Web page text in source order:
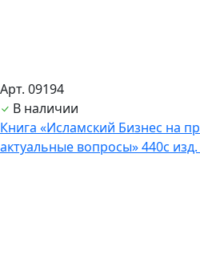
Арт. 09194
В наличии
Книга «Исламский Бизнес на
актуальные вопросы» 440с